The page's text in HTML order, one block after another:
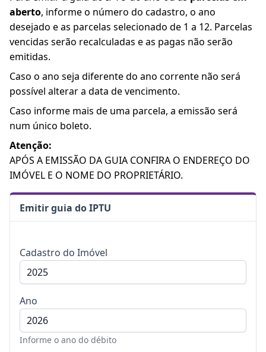
aberto, informe o número do cadastro, o ano
desejado e as parcelas selecionado de 1 a 12. Parcelas
vencidas serão recalculadas e as pagas não serão
emitidas.
Caso o ano seja diferente do ano corrente não será
possível alterar a data de vencimento.
Caso informe mais de uma parcela, a emissão será
num único boleto.
Atenção:
APÓS A EMISSÃO DA GUIA CONFIRA O ENDEREÇO DO
IMÓVEL E O NOME DO PROPRIETÁRIO.
Emitir guia do IPTU
Cadastro do Imóvel
Ano
Informe o ano do débito